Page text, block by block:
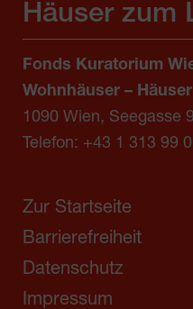
Häuser zum
Fonds Kuratorium
Wohnhäuser –
1090 Wien, Seegasse 9
Telefon: +43 1 313 99 0
Zur Startseite
Barrierefreiheit
Datenschutz
Impressum